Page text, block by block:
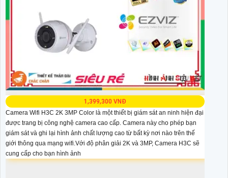
1,399,300 VNĐ
Camera Wifi H3C 2K 3MP Color là một thiết bị giám sát an ninh hiện đại
được trang bị công nghệ camera cao cấp. Camera này cho phép bạn
giám sát và ghi lại hình ảnh chất lượng cao từ bất kỳ nơi nào trên thế
giới thông qua mạng wifi.Với độ phân giải 2K và 3MP, Camera H3C sẽ
cung cấp cho bạn hình ảnh